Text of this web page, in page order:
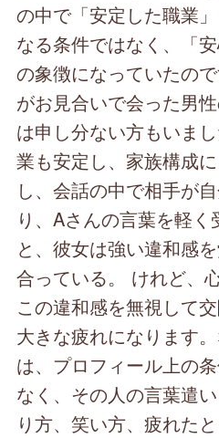
の中で「安定した職業
なる条件ではなく、「
の象徴になっていたの
がお見合いで会った男
は申し分ない方もいま
業も安定し、家族構成
し、会話の中で相手が
り、Aさんの言葉を軽
と、彼女は強い違和感
合っている。 けれど、
この違和感を無視して
大きな疲れになります
は、プロフィール上の
なく、その人の言葉遣
り方、笑い方、疲れた